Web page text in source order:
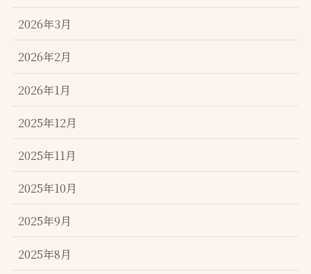
2026年3月
2026年2月
2026年1月
2025年12月
2025年11月
2025年10月
2025年9月
2025年8月